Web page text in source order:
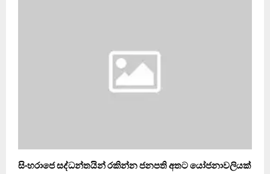
සිංහරාජෙ සද්ධන්තයින් රකින්න ජනපති අතට යෝජනාවලියක්